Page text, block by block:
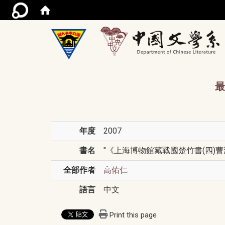
年度 2007
書名 "《上海博物館藏戰國楚竹書(四)
全部作者 高佑仁
語言 中文
Print this page